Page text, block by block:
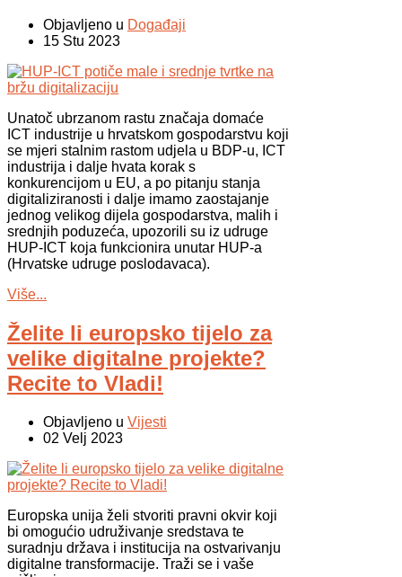
Objavljeno u Događaji
15 Stu 2023
Unatoč ubrzanom rastu značaja domaće
ICT industrije u hrvatskom gospodarstvu koji
se mjeri stalnim rastom udjela u BDP-u, ICT
industrija i dalje hvata korak s
konkurencijom u EU, a po pitanju stanja
digitaliziranosti i dalje imamo zaostajanje
jednog velikog dijela gospodarstva, malih i
srednjih poduzeća, upozorili su iz udruge
HUP-ICT koja funkcionira unutar HUP-a
(Hrvatske udruge poslodavaca).
Više...
Želite li europsko tijelo za
velike digitalne projekte?
Recite to Vladi!
Objavljeno u Vijesti
02 Velj 2023
Europska unija želi stvoriti pravni okvir koji
bi omogućio udruživanje sredstava te
suradnju država i institucija na ostvarivanju
digitalne transformacije. Traži se i vaše